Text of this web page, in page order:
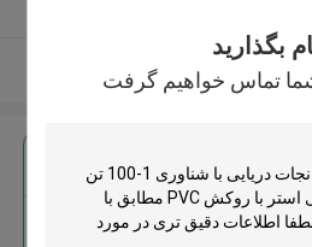
بگذارید
تماس خواهیم گرفتبیشتر ببینید
قيمت رو براي
هوای نجات دریایی با شناوری